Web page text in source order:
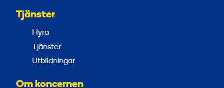
Tjänster
Hyra
Tjänster
Utbildningar
Om koncernen